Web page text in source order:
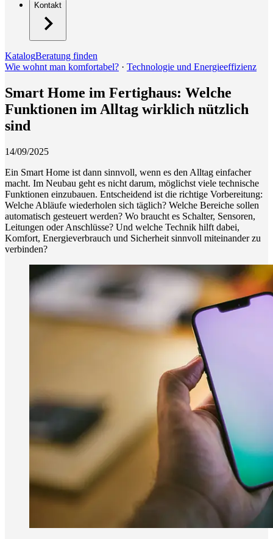
Kontakt
KatalogBeratung finden
Wie wohnt man komfortabel? · Technologie und Energieeffizienz
Smart Home im Fertighaus: Welche
Funktionen im Alltag wirklich nützlich
sind
14/09/2025
Ein Smart Home ist dann sinnvoll, wenn es den Alltag einfacher
macht. Im Neubau geht es nicht darum, möglichst viele technische
Funktionen einzubauen. Entscheidend ist die richtige Vorbereitung:
Welche Abläufe wiederholen sich täglich? Welche Bereiche sollen
automatisch gesteuert werden? Wo braucht es Schalter, Sensoren,
Leitungen oder Anschlüsse? Und welche Technik hilft dabei,
Komfort, Energieverbrauch und Sicherheit sinnvoll miteinander zu
verbinden?